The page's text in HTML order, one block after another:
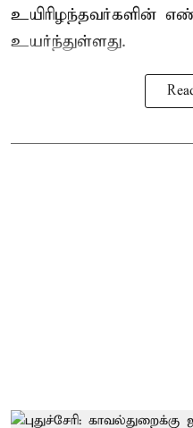
உயிரிழந்தவர்களின்
உயர்ந்துள்ளது.